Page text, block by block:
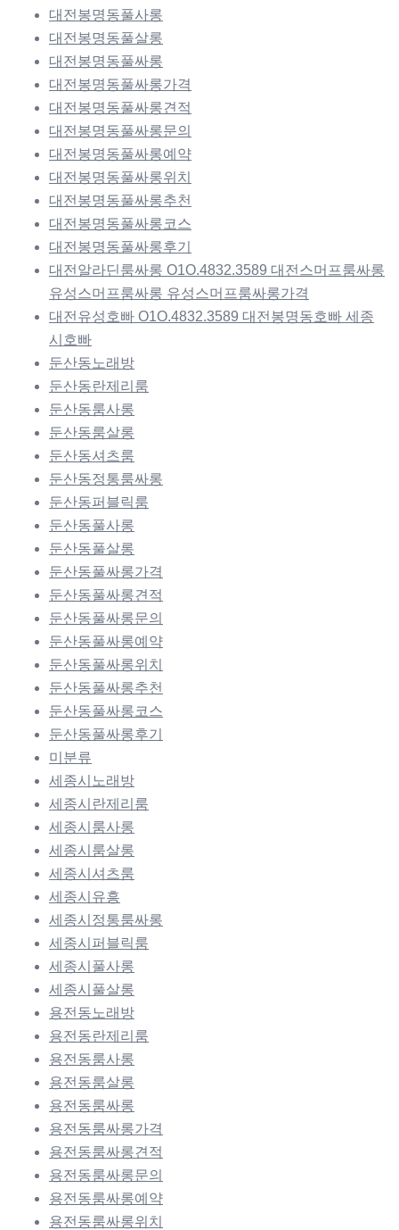
대전봉명동풀사롱
대전봉명동풀살롱
대전봉명동풀싸롱
대전봉명동풀싸롱가격
대전봉명동풀싸롱견적
대전봉명동풀싸롱문의
대전봉명동풀싸롱예약
대전봉명동풀싸롱위치
대전봉명동풀싸롱추천
대전봉명동풀싸롱코스
대전봉명동풀싸롱후기
대전알라딘룸싸롱 O1O.4832.3589 대전스머프룸싸롱
유성스머프룸싸롱 유성스머프룸싸롱가격
대전유성호빠 O1O.4832.3589 대전봉명동호빠 세종
시호빠
둔산동노래방
둔산동란제리룸
둔산동룸사롱
둔산동룸살롱
둔산동셔츠룸
둔산동정통룸싸롱
둔산동퍼블릭룸
둔산동풀사롱
둔산동풀살롱
둔산동풀싸롱가격
둔산동풀싸롱견적
둔산동풀싸롱문의
둔산동풀싸롱예약
둔산동풀싸롱위치
둔산동풀싸롱추천
둔산동풀싸롱코스
둔산동풀싸롱후기
미분류
세종시노래방
세종시란제리룸
세종시룸사롱
세종시룸살롱
세종시셔츠룸
세종시유흥
세종시정통룸싸롱
세종시퍼블릭룸
세종시풀사롱
세종시풀살롱
용전동노래방
용전동란제리룸
용전동룸사롱
용전동룸살롱
용전동룸싸롱
용전동룸싸롱가격
용전동룸싸롱견적
용전동룸싸롱문의
용전동룸싸롱예약
용전동룸싸롱위치